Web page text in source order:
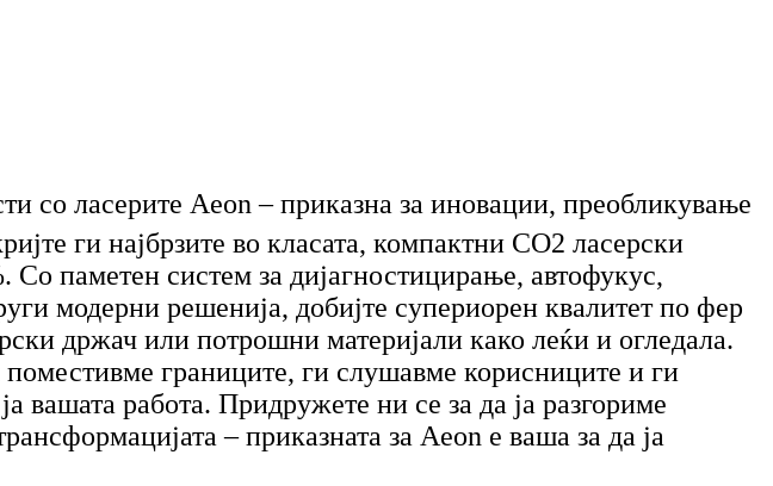
со ласерите Aeon – приказна за иновации, преобликување
ги најбрзите во класата, компактни CO2 ласерски
паметен систем за дијагностицирање, автофукус,
модерни решенија, добијте супериорен квалитет по фер
држач или потрошни материјали како леќи и огледала.
границите, ги слушавме корисниците и ги
вашата работа. Придружете ни се за да ја разгориме
– приказната за Aeon е ваша за да ја